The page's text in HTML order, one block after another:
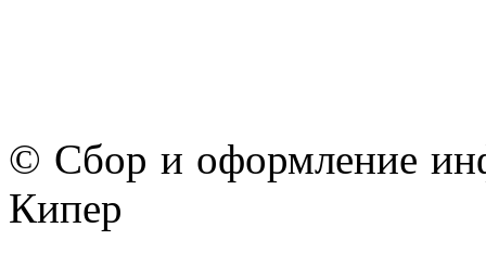
© Сбор и оформление
Кипер